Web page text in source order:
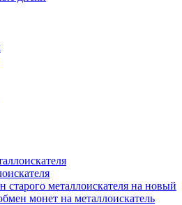
старого металлоискателя на новый
монет на металлоискатель